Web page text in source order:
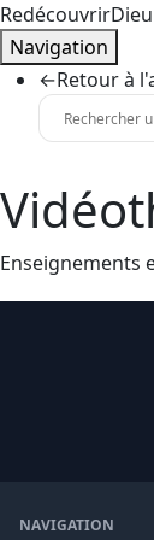
Navigation
←Retour à
Enseignements
NAVIGATION